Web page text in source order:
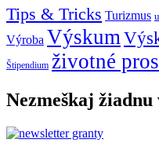
Tips & Tricks Turizmus
Výroba Výskum
Štipendium životné
Nezmeškaj žiadnu